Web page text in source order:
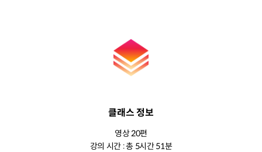
클래스 정보
영상 20편
강의 시간 : 총 5시간 51분